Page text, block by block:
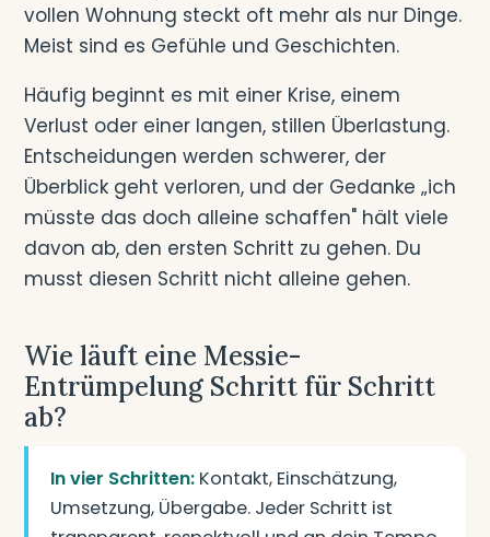
vollen Wohnung steckt oft mehr als nur Dinge.
Meist sind es Gefühle und Geschichten.
Häufig beginnt es mit einer Krise, einem
Verlust oder einer langen, stillen Überlastung.
Entscheidungen werden schwerer, der
Überblick geht verloren, und der Gedanke „ich
müsste das doch alleine schaffen" hält viele
davon ab, den ersten Schritt zu gehen. Du
musst diesen Schritt nicht alleine gehen.
Wie läuft eine Messie-
Entrümpelung Schritt für Schritt
ab?
In vier Schritten: Kontakt, Einschätzung,
Umsetzung, Übergabe. Jeder Schritt ist